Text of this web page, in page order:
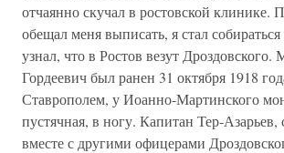
отчаянно скучал в ростовской клинике.
обещал меня выписать, я стал
узнал, что в Ростов везут Дроздовского.
Гордеевич был ранен 31 октября 1918
Ставрополем, у Иоанно-Мартинского
пустячная, в ногу. Капитан Тер-
вместе с другими офицерами